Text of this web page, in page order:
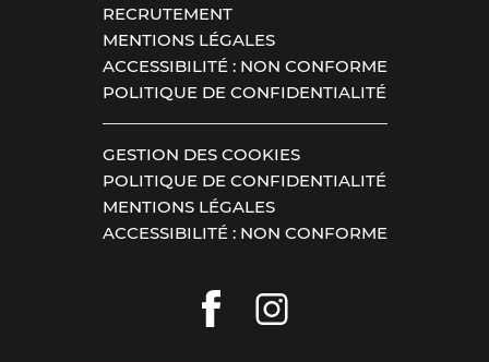
RECRUTEMENT
MENTIONS LÉGALES
ACCESSIBILITÉ : NON CONFORME
POLITIQUE DE CONFIDENTIALITÉ
GESTION DES COOKIES
POLITIQUE DE CONFIDENTIALITÉ
MENTIONS LÉGALES
ACCESSIBILITÉ : NON CONFORME